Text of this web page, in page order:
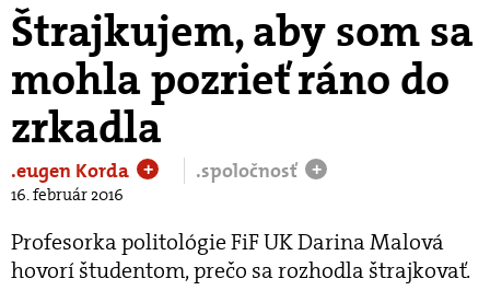
Štrajkujem, aby som sa
mohla pozrieť ráno do
zrkadla
.eugen Korda + .spoločnosť +
16. február 2016
Profesorka politológie FiF UK Darina Malová
hovorí študentom, prečo sa rozhodla štrajkovať.